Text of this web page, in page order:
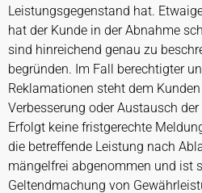
Leistungsgegenstand hat.
hat der Kunde in der Abnahme
sind hinreichend genau zu
begründen. Im Fall berechtigter
Reklamationen steht dem
Verbesserung oder Austausch
Erfolgt keine fristgerechte
die betreffende Leistung nach
mängelfrei abgenommen und ist
Geltendmachung von